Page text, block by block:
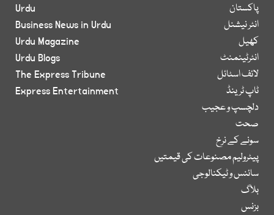
پاکستان
انٹر نیشنل
کھیل
انٹرٹینمنٹ
لائف اسٹائل
ٹاپ ٹرینڈ
دلچسپ و عجیب
صحت
سونے کے نرخ
پیٹرولیم مصنوعات کی قیمتیں
سائنس و ٹیکنالوجی
بلاگ
بزنس
Urdu
Business News in Urdu
Urdu Magazine
Urdu Blogs
The Express Tribune
Express Entertainment